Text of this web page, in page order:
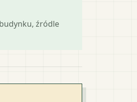
źródle